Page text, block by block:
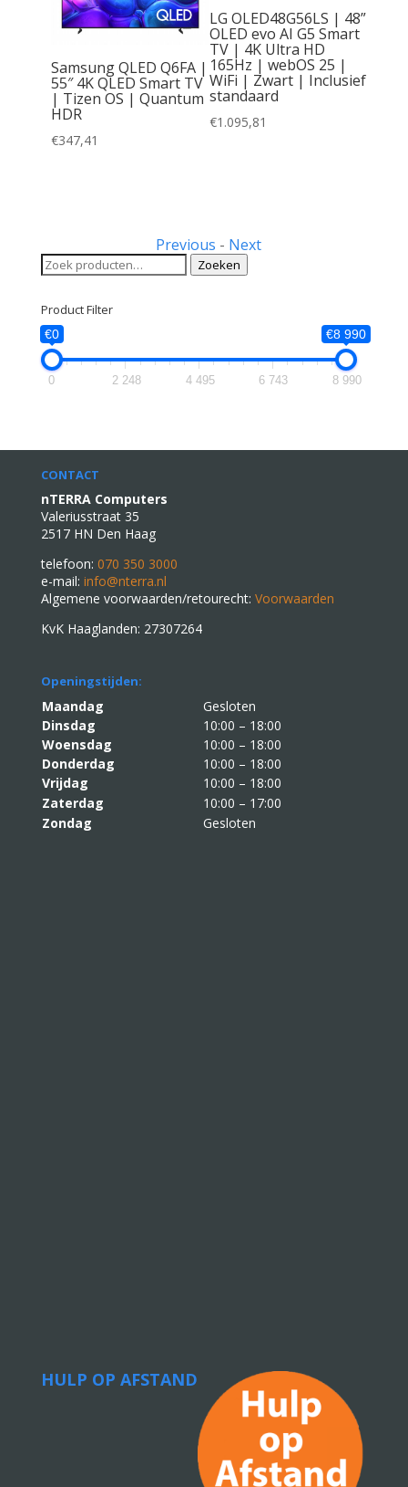
Samsung QLED Q6FA |
55″ 4K QLED Smart TV
| Tizen OS | Quantum
HDR
€347,41
LG OLED48G56LS | 48”
OLED evo AI G5 Smart
TV | 4K Ultra HD
165Hz | webOS 25 |
WiFi | Zwart | Inclusief
standaard
€1.095,81
Previous - Next
Zoeken
naar:
Zoeken
Product Filter
€0 €8 990
0 2 248 4 495 6 743 8 990
CONTACT
nTERRA Computers
Valeriusstraat 35
2517 HN Den Haag
telefoon: 070 350 3000
e-mail: info@nterra.nl
Algemene voorwaarden/retourecht: Voorwaarden
KvK Haaglanden: 27307264
Openingstijden:
Maandag
Gesloten
Dinsdag
10:00 – 18:00
Woensdag
10:00 – 18:00
Donderdag
10:00 – 18:00
Vrijdag
10:00 – 18:00
Zaterdag
10:00 – 17:00
Zondag
Gesloten
HULP OP AFSTAND